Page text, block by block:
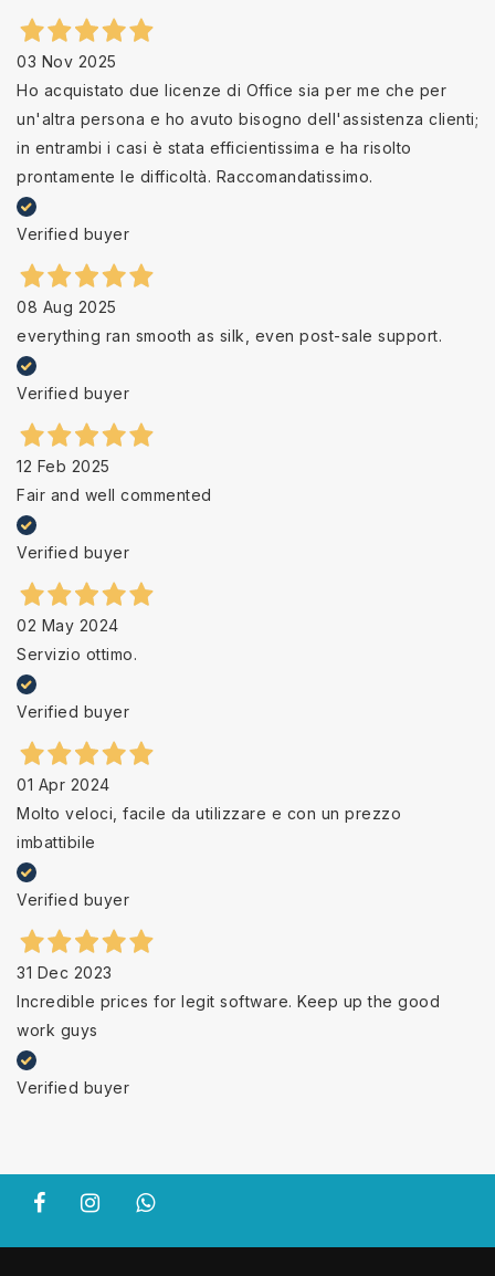
03 Nov 2025
Ho acquistato due licenze di Office sia per me che per
un'altra persona e ho avuto bisogno dell'assistenza clienti;
in entrambi i casi è stata efficientissima e ha risolto
prontamente le difficoltà. Raccomandatissimo.
Verified buyer
08 Aug 2025
everything ran smooth as silk, even post-sale support.
Verified buyer
12 Feb 2025
Fair and well commented
Verified buyer
02 May 2024
Servizio ottimo.
Verified buyer
01 Apr 2024
Molto veloci, facile da utilizzare e con un prezzo
imbattibile
Verified buyer
31 Dec 2023
Incredible prices for legit software. Keep up the good
work guys
Verified buyer